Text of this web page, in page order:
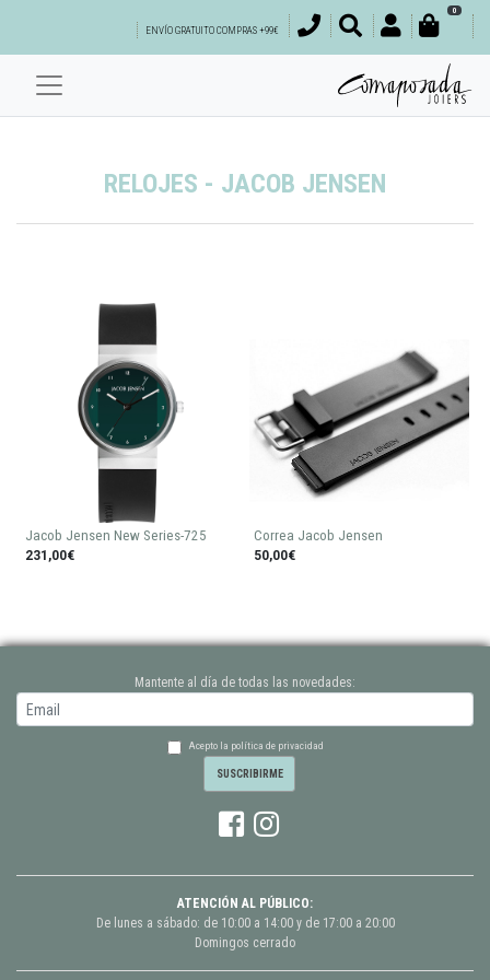
ENVÍO GRATUITO COMPRAS +99€
0
RELOJES - JACOB JENSEN
Jacob Jensen New Series-725
231,00€
Correa Jacob Jensen
50,00€
Mantente al día de todas las novedades:
Acepto la política de privacidad
ATENCIÓN AL PÚBLICO:
De lunes a sábado: de 10:00 a 14:00 y de 17:00 a 20:00
Domingos cerrado